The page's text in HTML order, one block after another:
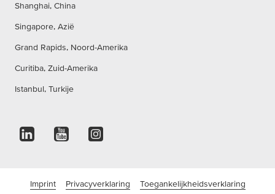
Shanghai, China
Singapore, Azië
Grand Rapids, Noord-Amerika
Curitiba, Zuid-Amerika
Istanbul, Turkije
Imprint Privacyverklaring Toegankelijkheidsverklaring